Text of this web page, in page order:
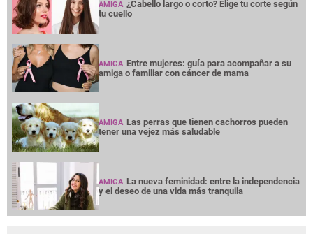
AMIGA ¿Cabello largo o corto? Elige tu corte según
tu cuello
AMIGA Entre mujeres: guía para acompañar a su
amiga o familiar con cáncer de mama
AMIGA Las perras que tienen cachorros pueden
tener una vejez más saludable
AMIGA La nueva feminidad: entre la independencia
y el deseo de una vida más tranquila